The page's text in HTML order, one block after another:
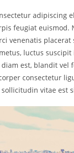
adipiscing
feugiat
venenatis
luctus
est, blandit
consectetur
vitae est